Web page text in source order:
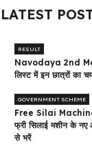
LATEST
RESULT
Navodaya 2nd
लिस्ट में इन छात्रों का
GOVERNMENT SCHEME
Free Silai
फ्री सिलाई मशीन के
से भरें